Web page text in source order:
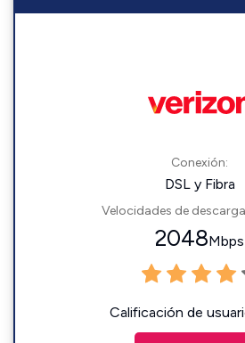
Conexión:
DSL y Fibra
Velocidades de
2048Mbps
Calificación de